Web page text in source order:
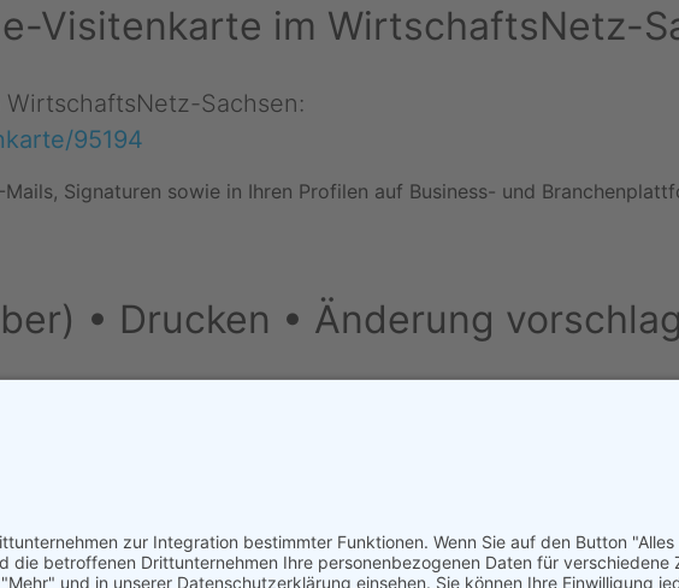
Visitenkarte im WirtschaftsNetz-
Sachsen:
95194
Signaturen sowie in Ihren Profilen auf Business- und
• Drucken • Änderung